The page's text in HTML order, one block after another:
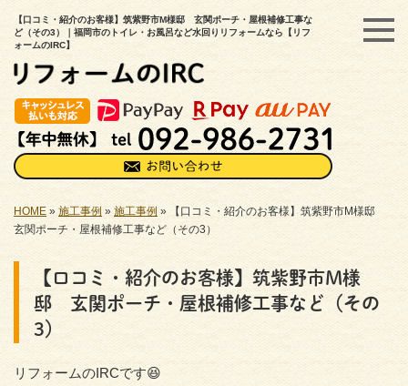
【口コミ・紹介のお客様】筑紫野市M様邸 玄関ポーチ・屋根補修工事な
ど（その3）｜福岡市のトイレ・お風呂など水回りリフォームなら【リフ
ォームのIRC】
HOME » 施工事例 » 施工事例 »
【口コミ・紹介のお客様】筑紫野市M様邸
玄関ポーチ・屋根補修工事など（その3）
【口コミ・紹介のお客様】筑紫野市M様
邸 玄関ポーチ・屋根補修工事など（その
3）
リフォームのIRCです😆